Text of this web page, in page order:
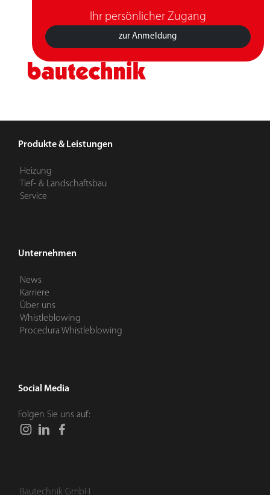
Ihr persönlicher Zugang
zur Anmeldung
Produkte & Leistungen
Heizung
Tief- & Landschaftsbau
Service
Unternehmen
News
Karriere
Über uns
Whistleblowing
Procedura Whistleblowing
Social Media
Folgen Sie uns auf:
Bautechnik GmbH